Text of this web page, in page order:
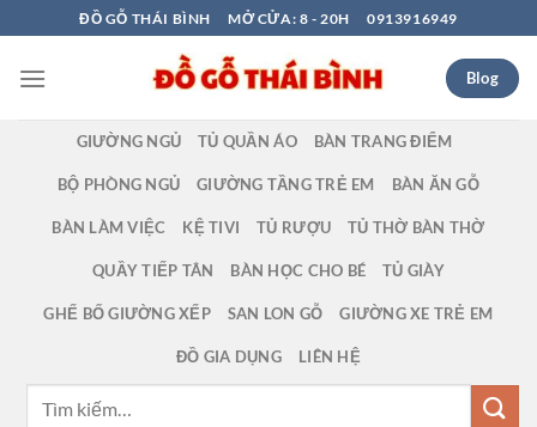
qua
nội
ĐỒ GỖ THÁI BÌNH MỞ CỬA: 8 - 20H 0913916949
Blog
GIƯỜNG NGỦ TỦ QUẦN ÁO BÀN TRANG ĐIỂM
BỘ PHÒNG NGỦ GIƯỜNG TẦNG TRẺ EM BÀN ĂN GỖ
BÀN LÀM VIỆC KỆ TIVI TỦ RƯỢU TỦ THỜ BÀN THỜ
QUẦY TIẾP TÂN BÀN HỌC CHO BÉ TỦ GIÀY
GHẾ BỐ GIƯỜNG XẾP SAN LON GỖ GIƯỜNG XE TRẺ EM
ĐỒ GIA DỤNG LIÊN HỆ